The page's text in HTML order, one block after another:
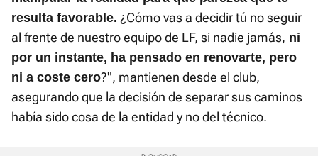
resulta favorable. ¿Cómo vas a decidir tú no seguir
al frente de nuestro equipo de LF, si nadie jamás, ni
por un instante, ha pensado en renovarte, pero
ni a coste cero?", mantienen desde el club,
asegurando que la decisión de separar sus caminos
había sido cosa de la entidad y no del técnico.